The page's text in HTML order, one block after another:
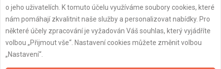
Aktualizováno z portálu ARES dne 02.12.2025 17:30:02
o jeho uživatelích. K tomuto účelu využíváme soubory cookies, které
nám pomáhají zkvalitnit naše služby a personalizovat nabídky. Pro
některé účely zpracování je vyžadován Váš souhlas, který vyjádříte
volbou „Přijmout vše“. Nastavení cookies můžete změnit volbou
„Nastavení“.